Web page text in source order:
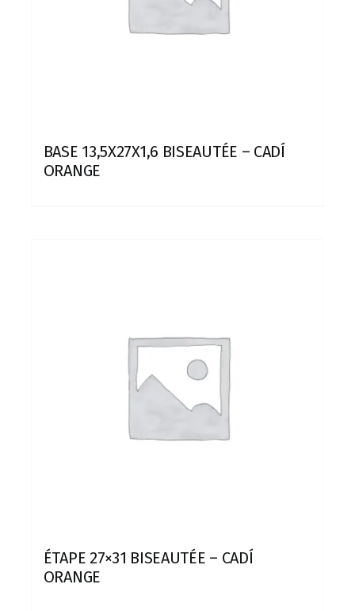
BASE 13,5X27X1,6 BISEAUTÉE – CADÍ
ORANGE
ÉTAPE 27×31 BISEAUTÉE – CADÍ
ORANGE